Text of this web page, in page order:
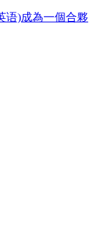
语)成為一個合夥